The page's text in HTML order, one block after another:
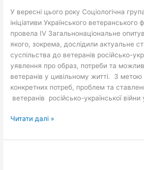
У вересні цього року Соціологічна
ініціативи Українського ветеранського
провела ІV Загальнонаціональне
якого, зокрема, дослідили актуальне
суспільства до ветеранів російсько-
уявлення про образ, потреби та
ветеранів у цивільному житті. З
конкретних потреб, проблем та
ветеранів російсько-української
Читати далі »